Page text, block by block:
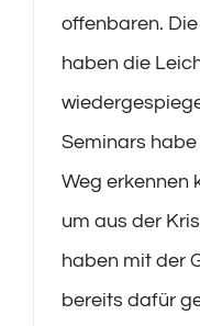
offenbaren.
haben die
Seminars
Weg erkennen
um aus der
haben mit der
bereits dafür